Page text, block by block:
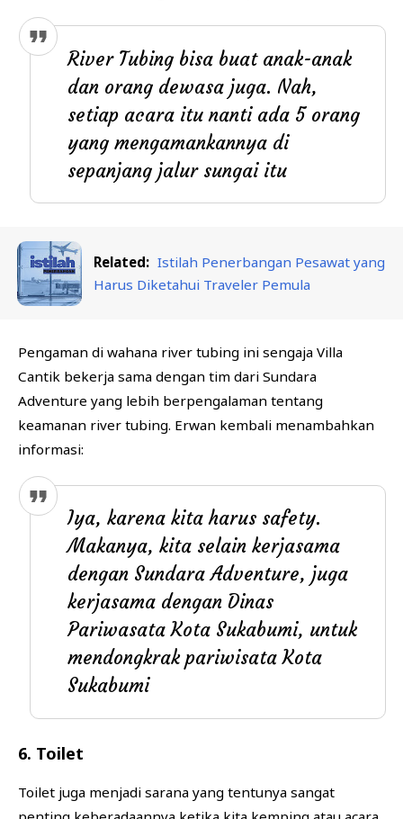
River Tubing bisa buat anak-anak
dan orang dewasa juga. Nah,
setiap acara itu nanti ada 5 orang
yang mengamankannya di
sepanjang jalur sungai itu
Related: Istilah Penerbangan Pesawat yang
Harus Diketahui Traveler Pemula
Pengaman di wahana river tubing ini sengaja Villa
Cantik bekerja sama dengan tim dari Sundara
Adventure yang lebih berpengalaman tentang
keamanan river tubing. Erwan kembali menambahkan
informasi:
Iya, karena kita harus safety.
Makanya, kita selain kerjasama
dengan Sundara Adventure, juga
kerjasama dengan Dinas
Pariwasata Kota Sukabumi, untuk
mendongkrak pariwisata Kota
Sukabumi
6. Toilet
Toilet juga menjadi sarana yang tentunya sangat